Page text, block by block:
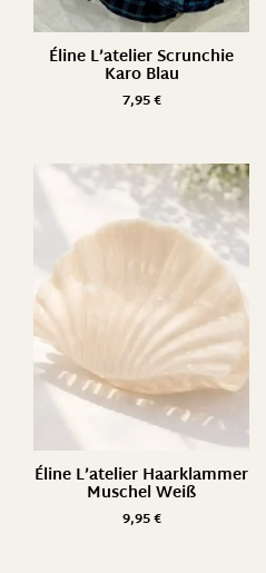
Éline L’atelier Scrunchie
Karo Blau
7,95€
Éline L’atelier Haarklammer
Muschel Weiß
9,95€